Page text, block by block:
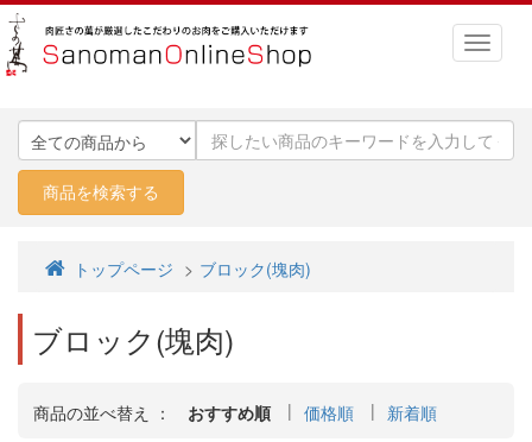
トップページ ブロック(塊肉)
ブロック(塊肉)
商品の並べ替え ： おすすめ順 価格順 新着順